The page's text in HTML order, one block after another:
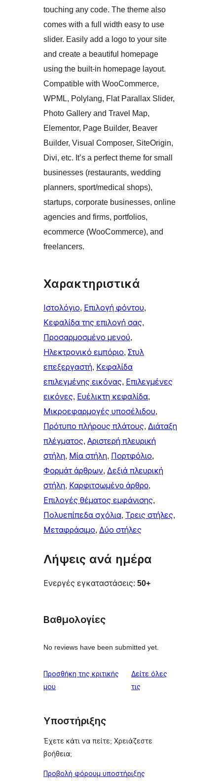
touching any code. The theme also
comes with a full width easy to use
slider. Easily add a logo to your site
and create a beautiful homepage
using the built-in homepage layout.
Compatible with WooCommerce,
WPML, Polylang, Flat Parallax Slider,
Photo Gallery and Travel Map,
Elementor, Page Builder, Beaver
Builder, Visual Composer, SiteOrigin,
Divi, etc. It’s a perfect theme for small
businesses (restaurants, wedding
planners, sport/medical shops),
startups, corporate businesses, online
agencies and firms, portfolios,
ecommerce (WooCommerce), and
freelancers.
Χαρακτηριστικά
Ιστολόγιο, Επιλογή φόντου
Κεφαλίδα της επιλογή σας
Προσαρμοσμένο μενού
Ηλεκτρονικό εμπόριο, Στυλ
επεξεργαστή, Κεφαλίδα
επιλεγμένης εικόνας, Επιλεγμένες
εικόνες, Ευέλικτη κεφαλίδα
Μικροεφαρμογές υποσέλιδου
Πρότυπο πλήρους πλάτους, Διάταξη
πλέγματος, Αριστερή πλευρική
στήλη, Μία στήλη, Πορτφόλιο
Φορμάτ άρθρων, Δεξιά πλευρική
στήλη, Καρφιτσωμένo άρθρo
Επιλογές θέματος εμφάνισης
Πολυεπίπεδα σχόλια, Τρεις στήλες
Μεταφράσιμο, Δύο στήλες
Λήψεις ανά ημέρα
Ενεργές εγκαταστάσεις: 50+
Βαθμολογίες
No reviews have been submitted yet.
Προσθήκη της κριτικής
μου
Δείτε όλες
τις
Υποστήριξης
Έχετε κάτι να πείτε; Χρειάζεστε
βοήθεια;
Προβολή φόρουμ υποστήριξης